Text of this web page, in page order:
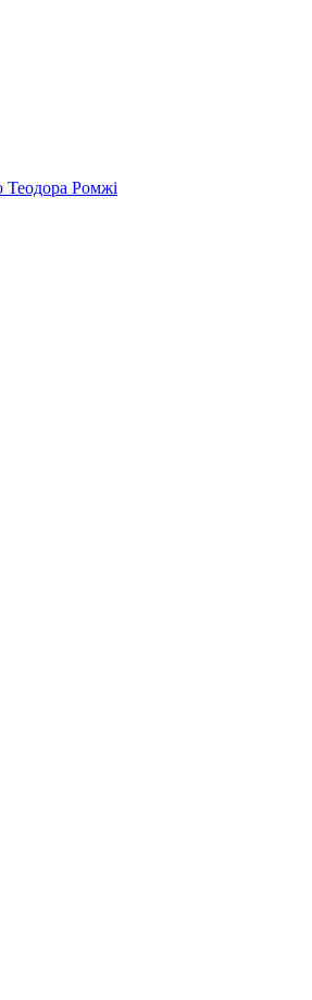
Теодора Ромжі